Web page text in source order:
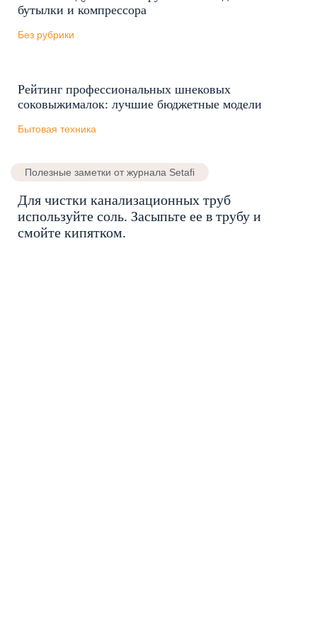
бутылки и компрессора
Без рубрики
Рейтинг профессиональных шнековых
соковыжималок: лучшие бюджетные модели
Бытовая техника
Полезные заметки от журнала Setafi